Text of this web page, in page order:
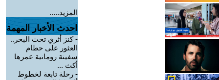
المزيد.....
احدث الأخبار المهمة
-كنز أثري تحت البحر..
العثور على حطام
سفينة رومانية عمرها
أكث ...
- رحلة تابعة لخطوط